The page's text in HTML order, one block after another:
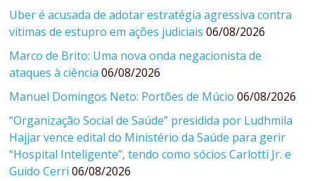
Uber é acusada de adotar estratégia agressiva contra
vítimas de estupro em ações judiciais 06/08/2026
Marco de Brito: Uma nova onda negacionista de
ataques à ciência 06/08/2026
Manuel Domingos Neto: Portões de Múcio 06/08/2026
“Organização Social de Saúde” presidida por Ludhmila
Hajjar vence edital do Ministério da Saúde para gerir
“Hospital Inteligente”, tendo como sócios Carlotti Jr. e
Guido Cerri 06/08/2026